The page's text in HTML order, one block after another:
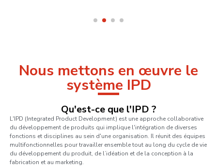
Nous mettons en œuvre le
système IPD
Qu'est-ce que l'IPD ?
L'IPD (Integrated Product Development) est une approche collaborative
du développement de produits qui implique l'intégration de diverses
fonctions et disciplines au sein d'une organisation. Il réunit des équipes
multifonctionnelles pour travailler ensemble tout au long du cycle de vie
du développement du produit, de l’idéation et de la conception à la
fabrication et au marketing.